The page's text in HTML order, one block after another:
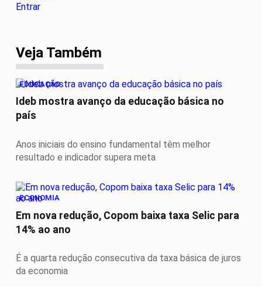
Entrar
Veja Também
EDUCAÇÃO
Ideb mostra avanço da educação básica no
país
Anos iniciais do ensino fundamental têm melhor
resultado e indicador supera meta
ECONOMIA
Em nova redução, Copom baixa taxa Selic para
14% ao ano
É a quarta redução consecutiva da taxa básica de juros
da economia